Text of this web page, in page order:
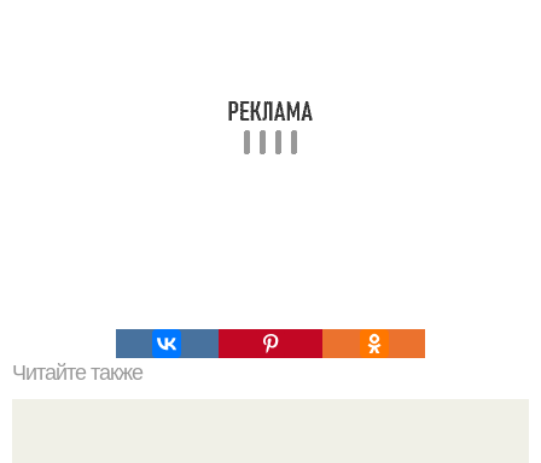
Читайте также